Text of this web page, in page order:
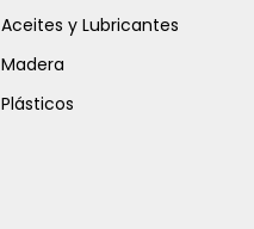
Aceites y Lubricantes
Madera
Plásticos